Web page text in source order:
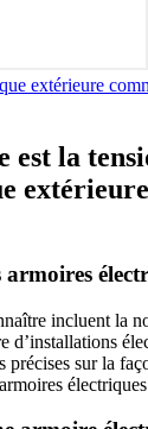
extérieure
est la
extérieure
incluent la
d’installations
sur la